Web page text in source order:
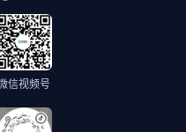
信视频号